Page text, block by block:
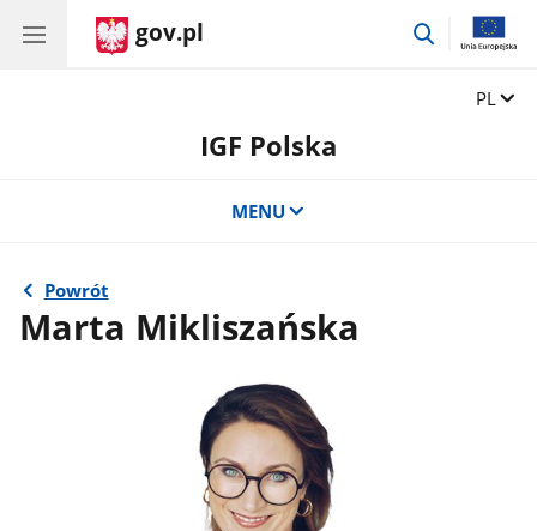
gov.pl
przejdź
Zmień
PL
IGF Polska
MENU
Powrót
Marta Mikliszańska